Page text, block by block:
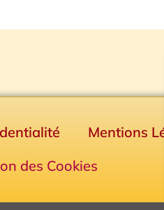
Mentions
des Cookies